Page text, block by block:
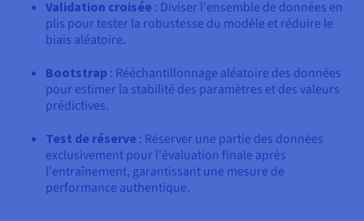
Validation croisée : Diviser l'ensemble de données en
plis pour tester la robustesse du modèle et réduire le
biais aléatoire.
Bootstrap : Rééchantillonnage aléatoire des données
pour estimer la stabilité des paramètres et des valeurs
prédictives.
Test de réserve : Réserver une partie des données
exclusivement pour l'évaluation finale après
l'entraînement, garantissant une mesure de
performance authentique.